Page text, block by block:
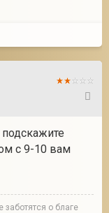
подскажите
с 9-10 вам
заботятся о благе